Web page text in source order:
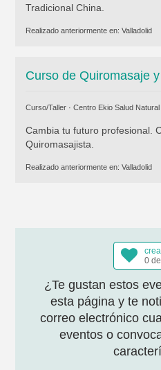
Tradicional China.
Realizado anteriormente en: Valladolid
Curso de Quiromasaje
Curso/Taller · Centro Ekio Salud Natural
Cambia tu futuro profesional.
Quiromasajista.
Realizado anteriormente en: Valladolid
0
¿Te gustan estos
esta página y te
correo electrónico
eventos o